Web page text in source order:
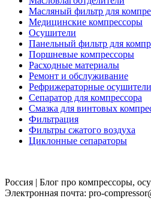
Масляный фильтр для
Медицинские компрессоры
Осушители
Панельный фильтр для
Поршневые компрессоры
Расходные материалы
Ремонт и обслуживание
Рефрижераторные осушители
Сепаратор для компрессора
Смазка для винтовых
Фильтрация
Фильтры сжатого воздуха
Циклонные сепараторы
Россия | Блог про компрессоры,
Электронная почта: pro-